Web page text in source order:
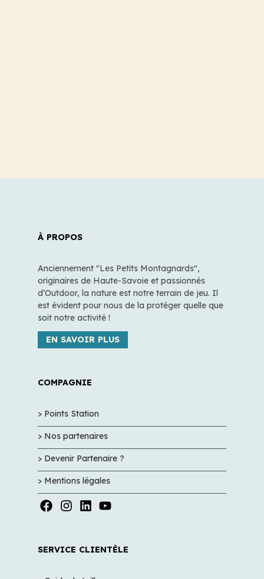
À PROPOS
Anciennement "Les Petits Montagnards",
originaires de Haute-Savoie et passionnés
d’Outdoor, la nature est notre terrain de jeu. Il
est évident pour nous de la protéger quelle que
soit notre activité !
EN SAVOIR PLUS
COMPAGNIE
> Points Station
> Nos partenaires
> Devenir Partenaire ?
> Mentions légales
SERVICE CLIENTÈLE